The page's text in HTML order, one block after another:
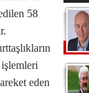
58
eden